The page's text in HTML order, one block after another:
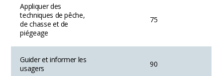
Appliquer des
techniques de pêche,
de chasse et de
piégeage
75
Guider et informer les
usagers
90